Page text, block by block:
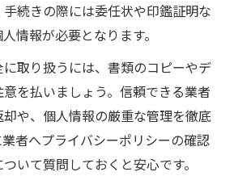
続きの際には委任状や印鑑証明な
情報が必要となります。
取り扱うには、書類のコピーやデ
を払いましょう。信頼できる業者
や、個人情報の厳重な管理を徹底
者へプライバシーポリシーの確認
いて質問しておくと安心です。